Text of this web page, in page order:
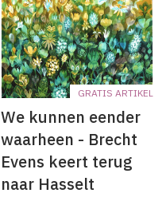
GRATIS ARTIKEL
We kunnen eender
waarheen - Brecht
Evens keert terug
naar Hasselt